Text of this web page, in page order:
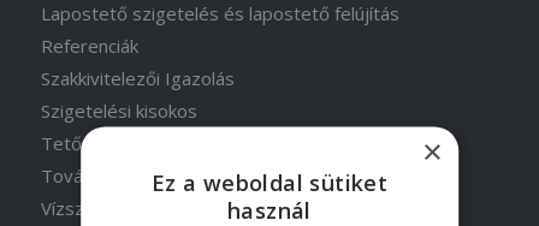
Lapostető szigetelés és lapostető felújítás
Referenciák
Szakkivitelezői Igazolás
Szigetelési kisokos
Tetőszigetelés
További munkáink
Vízszigetelés
×
Ez a weboldal sütiket
használ